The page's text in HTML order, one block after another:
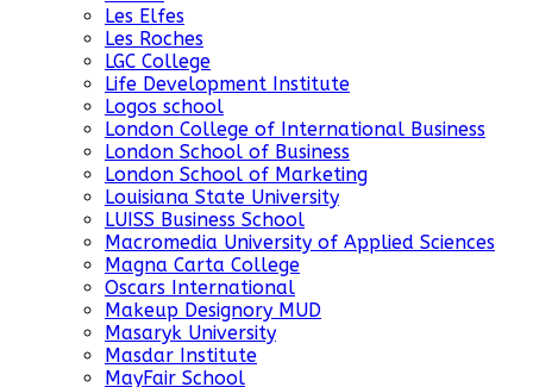
Les Elfes
Les Roches
LGC College
Life Development Institute
Logos school
London College of International Business
London School of Business
London School of Marketing
Louisiana State University
LUISS Business School
Macromedia University of Applied Sciences
Magna Carta College
Oscars International
Makeup Designory MUD
Masaryk University
Masdar Institute
MayFair School